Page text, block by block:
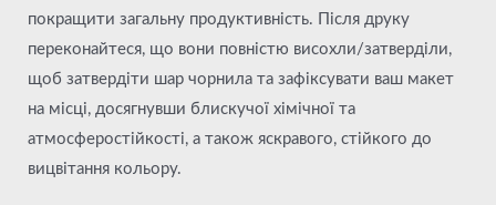
покращити загальну продуктивність. Після друку
переконайтеся, що вони повністю висохли/затверділи,
щоб затвердіти шар чорнила та зафіксувати ваш макет
на місці, досягнувши блискучої хімічної та
атмосферостійкості, а також яскравого, стійкого до
вицвітання кольору.